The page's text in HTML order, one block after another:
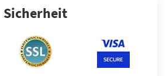
Sicherheit